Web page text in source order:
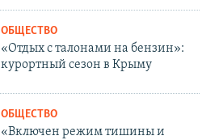
ОБЩЕСТВО
«Отдых с талонами на бензин»:
курортный сезон в Крыму
ОБЩЕСТВО
«Включен режим тишины и